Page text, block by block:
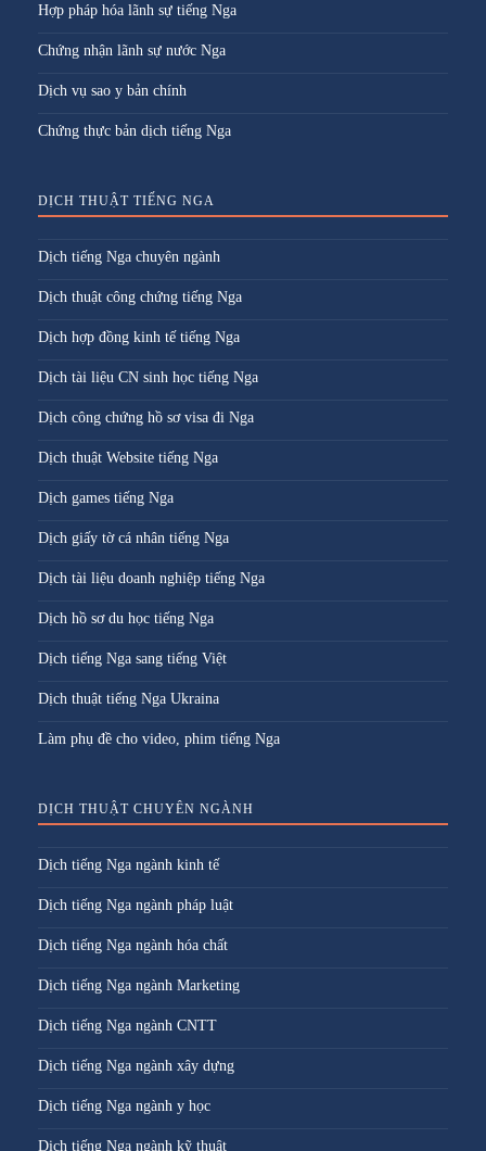
Hợp pháp hóa lãnh sự tiếng Nga
Chứng nhận lãnh sự nước Nga
Dịch vụ sao y bản chính
Chứng thực bản dịch tiếng Nga
DỊCH THUẬT TIẾNG NGA
Dịch tiếng Nga chuyên ngành
Dịch thuật công chứng tiếng Nga
Dịch hợp đồng kinh tế tiếng Nga
Dịch tài liệu CN sinh học tiếng Nga
Dịch công chứng hồ sơ visa đi Nga
Dịch thuật Website tiếng Nga
Dịch games tiếng Nga
Dịch giấy tờ cá nhân tiếng Nga
Dịch tài liệu doanh nghiệp tiếng Nga
Dịch hồ sơ du học tiếng Nga
Dịch tiếng Nga sang tiếng Việt
Dịch thuật tiếng Nga Ukraina
Làm phụ đề cho video, phim tiếng Nga
DỊCH THUẬT CHUYÊN NGÀNH
Dịch tiếng Nga ngành kinh tế
Dịch tiếng Nga ngành pháp luật
Dịch tiếng Nga ngành hóa chất
Dịch tiếng Nga ngành Marketing
Dịch tiếng Nga ngành CNTT
Dịch tiếng Nga ngành xây dựng
Dịch tiếng Nga ngành y học
Dịch tiếng Nga ngành kỹ thuật